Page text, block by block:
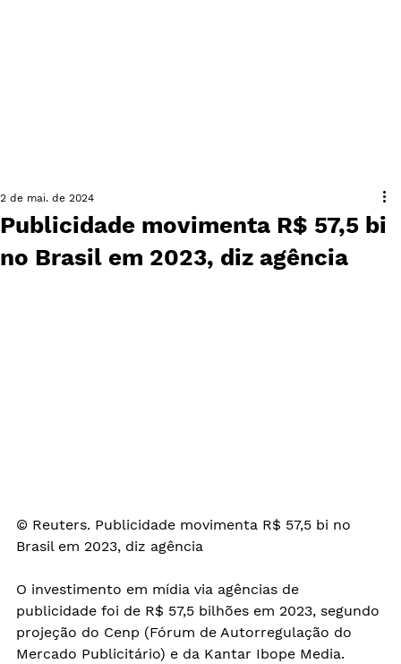
Publicidade movimenta R$ 57,5 bi
no Brasil em 2023, diz agência
2 de mai. de 2024
© Reuters. Publicidade movimenta R$ 57,5 bi no
Brasil em 2023, diz agência
O investimento em mídia via agências de
publicidade foi de R$ 57,5 bilhões em 2023, segundo
projeção do Cenp (Fórum de Autorregulação do
Mercado Publicitário) e da Kantar Ibope Media.